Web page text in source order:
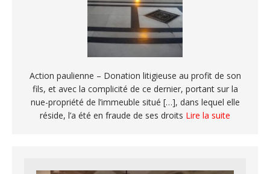
Action paulienne – Donation litigieuse au profit de son
fils, et avec la complicité de ce dernier, portant sur la
nue-propriété de l’immeuble situé […], dans lequel elle
réside, l’a été en fraude de ses droits Lire la suite